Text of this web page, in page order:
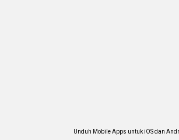
Unduh Mobile Apps untuk iOS dan